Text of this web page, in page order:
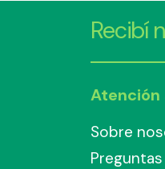
Recibí
Atención
Sobre